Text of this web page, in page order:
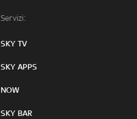
Servizi:
SKY TV
SKY APPS
NOW
SKY BAR